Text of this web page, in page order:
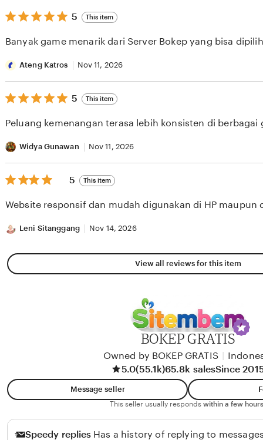
5
out
5
5 This item
Banyak game menarik dari Server Bokep yang bisa
Ateng Katros Nov 11, 2026
5
out
5
5 This item
Peluang kemenangan terasa lebih konsisten di berbagai
Widya Gunawan Nov 11, 2026
5
out
5
5 This item
Website responsif dan mudah digunakan di HP maupun
Leni Sitanggang Nov 14, 2026
View all reviews for this item
BOKEP GRATIS
Owned by BOKEP GRATIS
5.0(55.1k)65.8k salesSince
Message seller
This seller usually responds within a few
Speedy replies Has a history of replying to